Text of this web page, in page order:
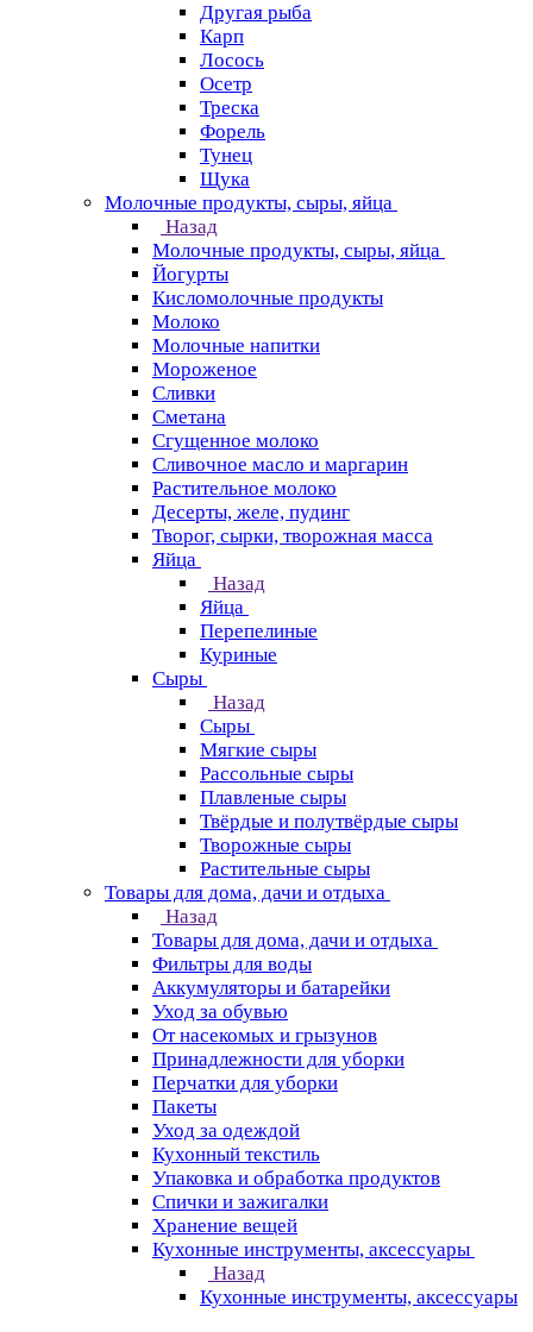
Другая рыба
Карп
Лосось
Осетр
Треска
Форель
Тунец
Щука
Молочные продукты, сыры, яйца
Назад
Молочные продукты, сыры, яйца
Йогурты
Кисломолочные продукты
Молоко
Молочные напитки
Мороженое
Сливки
Сметана
Сгущенное молоко
Сливочное масло и маргарин
Растительное молоко
Десерты, желе, пудинг
Творог, сырки, творожная масса
Яйца
Назад
Яйца
Перепелиные
Куриные
Сыры
Назад
Сыры
Мягкие сыры
Рассольные сыры
Плавленые сыры
Твёрдые и полутвёрдые сыры
Творожные сыры
Растительные сыры
Товары для дома, дачи и отдыха
Назад
Товары для дома, дачи и отдыха
Фильтры для воды
Аккумуляторы и батарейки
Уход за обувью
От насекомых и грызунов
Принадлежности для уборки
Перчатки для уборки
Пакеты
Уход за одеждой
Кухонный текстиль
Упаковка и обработка продуктов
Спички и зажигалки
Хранение вещей
Кухонные инструменты, аксессуары
Назад
Кухонные инструменты, аксессуары